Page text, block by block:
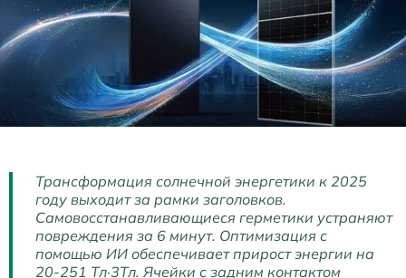
Трансформация солнечной энергетики к 2025
году выходит за рамки заголовков.
Самовосстанавливающиеся герметики устраняют
повреждения за 6 минут. Оптимизация с
помощью ИИ обеспечивает прирост энергии на
20-251 Тл·3Тл. Ячейки с задним контактом